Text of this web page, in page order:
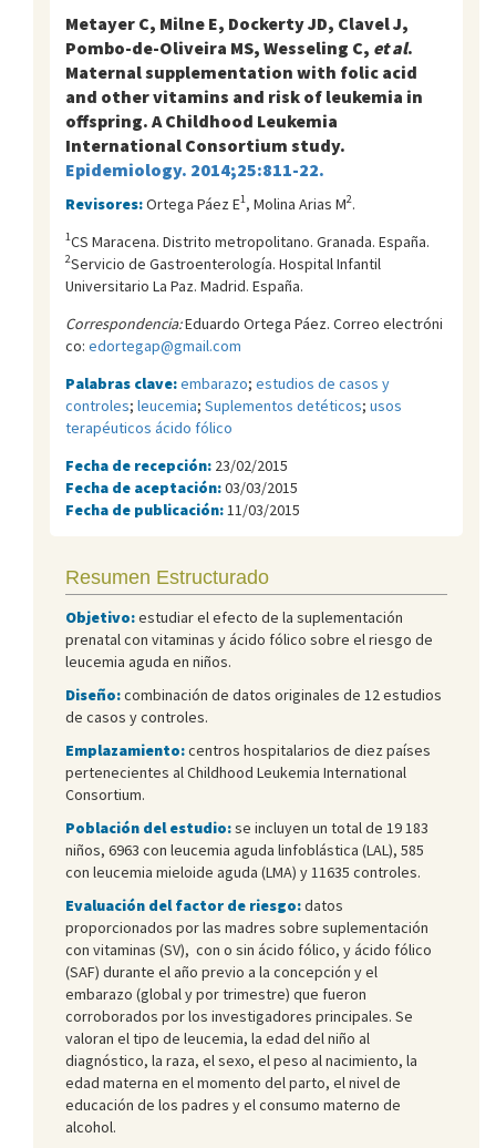
Metayer C, Milne E, Dockerty JD, Clavel J,
Pombo-de-Oliveira MS, Wesseling C, et al.
Maternal supplementation with folic acid
and other vitamins and risk of leukemia in
offspring. A Childhood Leukemia
International Consortium study.
Epidemiology. 2014;25:811-22.
Revisores:Ortega Páez E1, Molina Arias M2.
1CS Maracena. Distrito metropolitano. Granada. España.
2Servicio de Gastroenterología. Hospital Infantil
Universitario La Paz. Madrid. España.
Correspondencia:Eduardo Ortega Páez. Correo electróni
co: edortegap@gmail.com
Palabras clave:embarazo; estudios de casos y
controles; leucemia; Suplementos detéticos; usos
terapéuticos ácido fólico
Fecha de recepción: 23/02/2015
Fecha de aceptación:03/03/2015
Fecha de publicación: 11/03/2015
Resumen Estructurado
Objetivo:estudiar el efecto de la suplementación
prenatal con vitaminas y ácido fólico sobre el riesgo de
leucemia aguda en niños.
Diseño:combinación de datos originales de 12 estudios
de casos y controles.
Emplazamiento:centros hospitalarios de diez países
pertenecientes al Childhood Leukemia International
Consortium.
Población del estudio:se incluyen un total de 19 183
niños, 6963 con leucemia aguda linfoblástica (LAL), 585
con leucemia mieloide aguda (LMA) y 11635 controles.
Evaluación del factor de riesgo:datos
proporcionados por las madres sobre suplementación
con vitaminas (SV), con o sin ácido fólico, y ácido fólico
(SAF) durante el año previo a la concepción y el
embarazo (global y por trimestre) que fueron
corroborados por los investigadores principales. Se
valoran el tipo de leucemia, la edad del niño al
diagnóstico, la raza, el sexo, el peso al nacimiento, la
edad materna en el momento del parto, el nivel de
educación de los padres y el consumo materno de
alcohol.